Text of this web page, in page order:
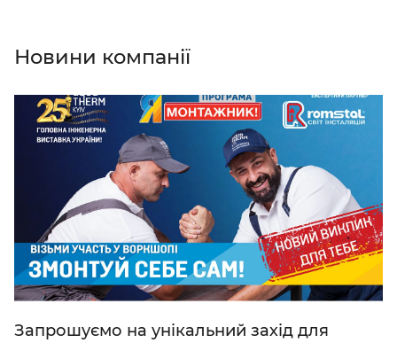
Новини компанії
Запрошуємо на унікальний захід для